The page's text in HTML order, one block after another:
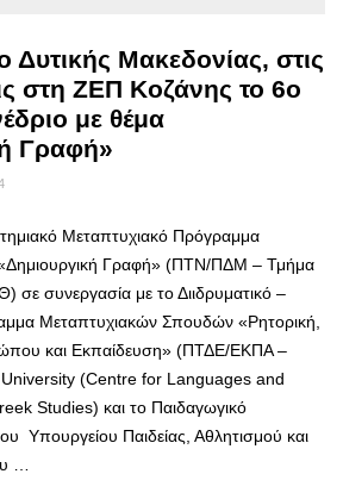
Δυτικής Μακεδονίας, στις
στη ΖΕΠ Κοζάνης το 6ο
με θέμα
Γραφή»
Μεταπτυχιακό Πρόγραμμα
Γραφή» (ΠΤΝ/ΠΔΜ – Τμήμα
σε συνεργασία με το Διιδρυματικό –
Μεταπτυχιακών Σπουδών «Ρητορική,
και Εκπαίδευση» (ΠΤΔΕ/ΕΚΠΑ –
(Centre for Languages and
Studies) και το Παιδαγωγικό
Υπουργείου Παιδείας, Αθλητισμού και
…